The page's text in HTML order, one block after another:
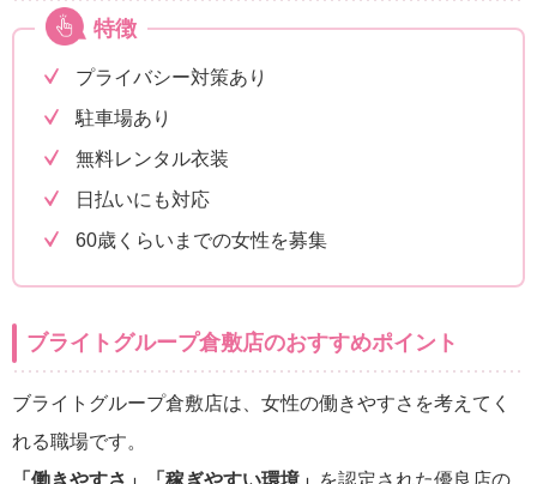
特徴
プライバシー対策あり
駐車場あり
無料レンタル衣装
日払いにも対応
60歳くらいまでの女性を募集
ブライトグループ倉敷店のおすすめポイント
ブライトグループ倉敷店は、女性の働きやすさを考えてく
れる職場です。
「働きやすさ」「稼ぎやすい環境」
を認定された優良店の